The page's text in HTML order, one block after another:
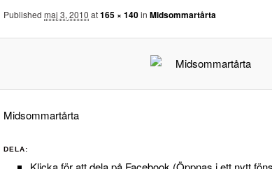
Published maj 3, 2010 at165 × 140in Midsommartårta
Midsommartårta
DELA: